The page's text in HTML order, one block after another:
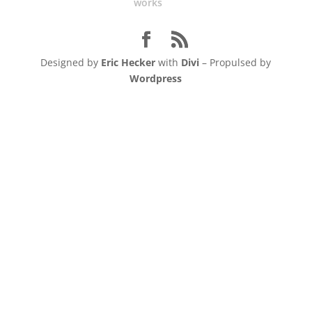
Designed by Eric Hecker with Divi – Propulsed by
Wordpress